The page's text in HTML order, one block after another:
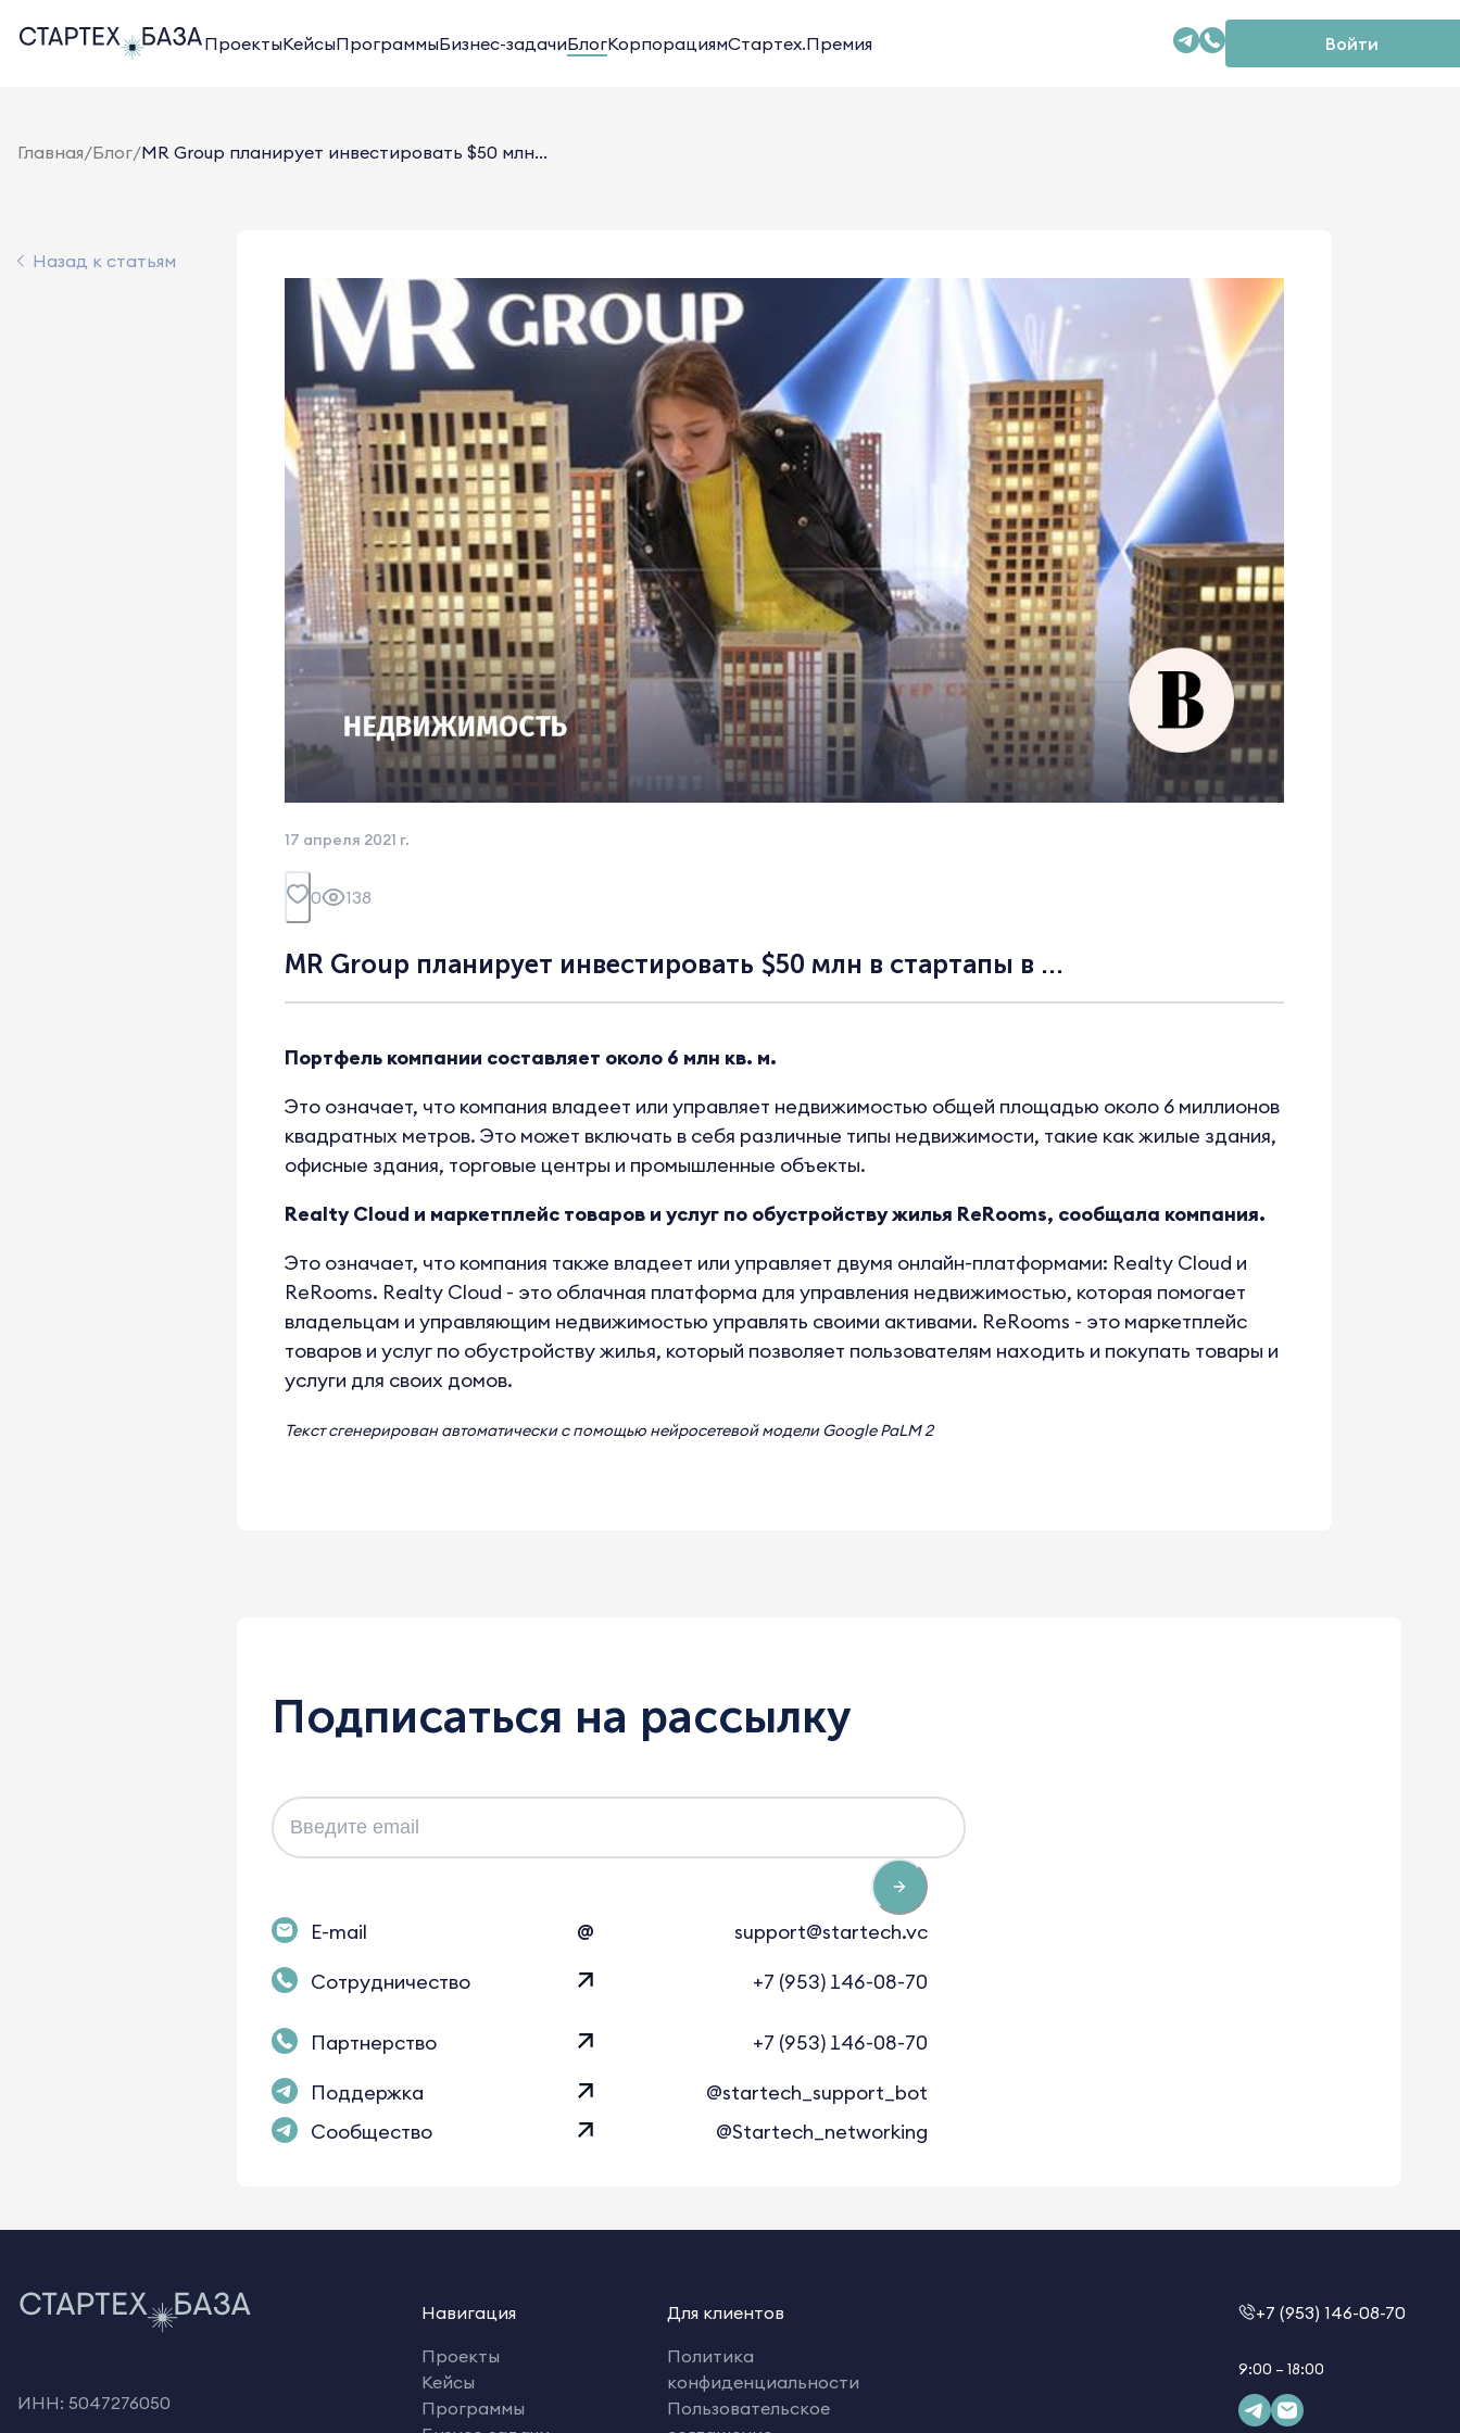
ПроектыКейсыПрограммыБизнес-задачиБлогКорпорациямСтартех.Премия Войти
Главная/Блог/MR Group планирует инвестировать $50 млн...
Назад к статьям
17 апреля 2021 г.
0 138
MR Group планирует инвестировать $50 млн в стартапы в ...
Портфель компании составляет около 6 млн кв. м.
Это означает, что компания владеет или управляет недвижимостью общей площадью около 6 миллионов
квадратных метров. Это может включать в себя различные типы недвижимости, такие как жилые здания,
офисные здания, торговые центры и промышленные объекты.
Realty Cloud и маркетплейс товаров и услуг по обустройству жилья ReRooms, сообщала компания.
Это означает, что компания также владеет или управляет двумя онлайн-платформами: Realty Cloud и
ReRooms. Realty Cloud - это облачная платформа для управления недвижимостью, которая помогает
владельцам и управляющим недвижимостью управлять своими активами. ReRooms - это маркетплейс
товаров и услуг по обустройству жилья, который позволяет пользователям находить и покупать товары и
услуги для своих домов.
Текст сгенерирован автоматически с помощью нейросетевой моделиGoogle PaLM 2
Подписаться на рассылку
E-mail @
support@startech.vc
Сотрудничество
+7 (953) 146-08-70
Партнерство
+7 (953) 146-08-70
Поддержка
@startech_support_bot
Сообщество
@Startech_networking
ИНН: 5047276050
Навигация
Проекты
Кейсы
Программы
Для клиентов
Политика
конфиденциальности
Пользовательское
+7 (953) 146-08-70
9:00 – 18:00